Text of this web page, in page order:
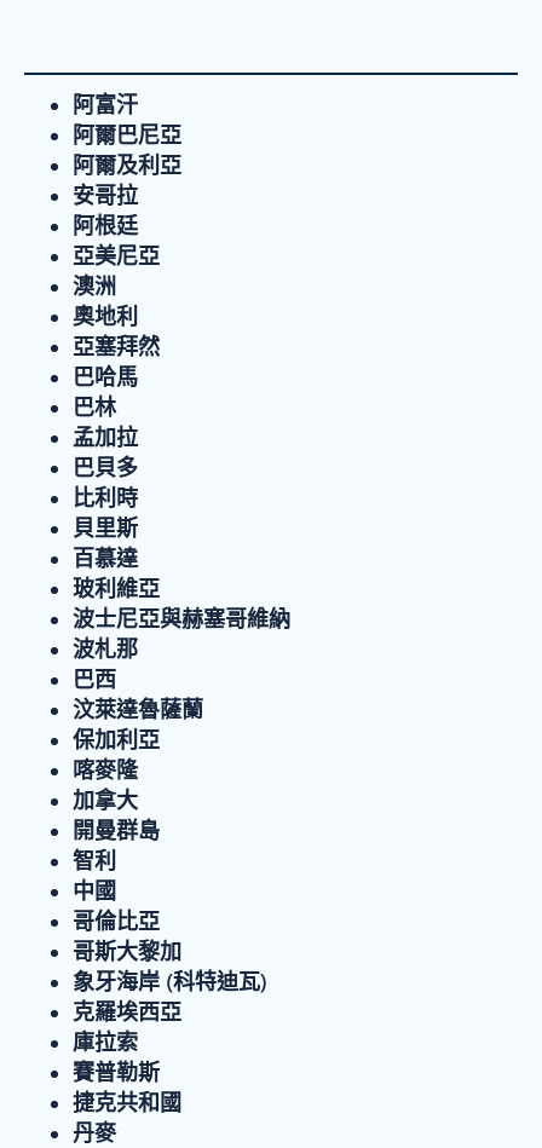
阿富汗
阿爾巴尼亞
阿爾及利亞
安哥拉
阿根廷
亞美尼亞
澳洲
奧地利
亞塞拜然
巴哈馬
巴林
孟加拉
巴貝多
比利時
貝里斯
百慕達
玻利維亞
波士尼亞與赫塞哥維納
波札那
巴西
汶萊達魯薩蘭
保加利亞
喀麥隆
加拿大
開曼群島
智利
中國
哥倫比亞
哥斯大黎加
象牙海岸 (科特迪瓦)
克羅埃西亞
庫拉索
賽普勒斯
捷克共和國
丹麥